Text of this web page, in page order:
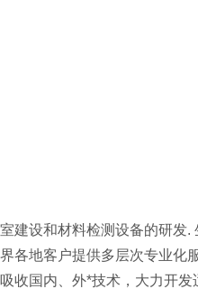
建设和材料检测设备的研发
各地客户提供多层次专业化
收国内、外*技术，大力开